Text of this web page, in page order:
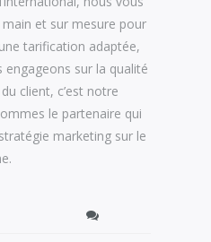
et sur mesure pour
tarification adaptée,
sur la qualité
client, c’est notre
le partenaire qui
marketing sur le